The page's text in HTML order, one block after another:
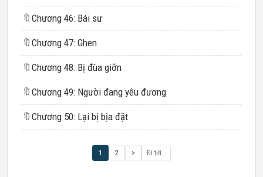
🔖 Chương 46: Bái sư
🔖 Chương 47: Ghen
🔖 Chương 48: Bị đùa giỡn
🔖 Chương 49: Người đang yêu đương
🔖 Chương 50: Lại bị bịa đặt
1 2 >